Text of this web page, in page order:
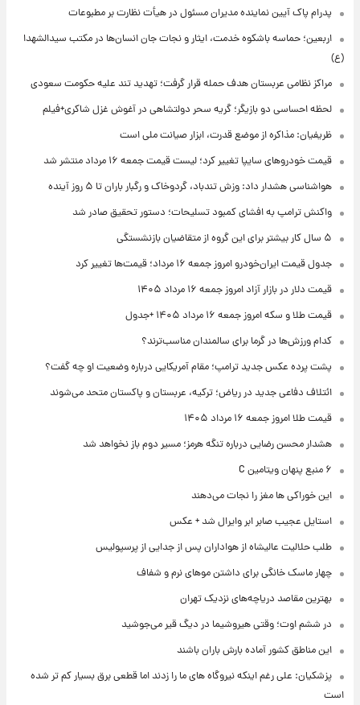
پدرام پاک آیین نماینده مدیران مسئول در هیأت نظارت بر مطبوعات
اربعین؛ حماسه باشکوه خدمت، ایثار و نجات جان انسان‌ها در مکتب سیدالشهدا
(ع)
مراکز نظامی عربستان هدف حمله قرار گرفت؛ تهدید تند علیه حکومت سعودی
لحظه احساسی دو بازیگر؛ گریه سحر دولتشاهی در آغوش غزل شاکری+فیلم
ظریفیان: مذاکره از موضع قدرت، ابزار صیانت ملی است
قیمت خودروهای سایپا تغییر کرد؛ لیست قیمت جمعه ۱۶ مرداد منتشر شد
هواشناسی هشدار داد: وزش تندباد، گردوخاک و رگبار باران تا ۵ روز آینده
واکنش ترامپ به افشای کمبود تسلیحات؛ دستور تحقیق صادر شد
۵ سال کار بیشتر برای این گروه از متقاضیان بازنشستگی
جدول قیمت ایران‌خودرو امروز جمعه ۱۶ مرداد؛ قیمت‌ها تغییر کرد
قیمت دلار در بازار آزاد امروز جمعه ۱۶ مرداد ۱۴۰۵
قیمت طلا و سکه امروز جمعه ۱۶ مرداد ۱۴۰۵ +جدول
کدام ورزش‌ها در گرما برای سالمندان مناسب‌ترند؟
پشت پرده عکس جدید ترامپ؛ مقام آمریکایی درباره وضعیت او چه گفت؟
ائتلاف دفاعی جدید در ریاض؛ ترکیه، عربستان و پاکستان متحد می‌شوند
قیمت طلا امروز جمعه ۱۶ مرداد ۱۴۰۵
هشدار محسن رضایی درباره تنگه هرمز؛ مسیر دوم باز نخواهد شد
۶ منبع پنهان ویتامین C
این خوراکی ها مغز را نجات می‌دهند
استایل عجیب صابر ابر وایرال شد + عکس
طلب حلالیت عالیشاه از هواداران پس از جدایی از پرسپولیس
چهار ماسک خانگی برای داشتن موهای نرم و شفاف
بهترین مقاصد دریاچه‌های نزدیک تهران
در ششم اوت؛ وقتی هیروشیما در دیگ قیر می‌جوشید
این مناطق کشور آماده بارش باران باشند
پزشکیان: علی رغم اینکه نیروگاه های ما را زدند اما قطعی برق بسیار کم تر شده
است